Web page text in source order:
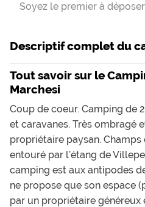
Soyez le premier à
Descriptif complet du
Tout savoir sur le
Marchesi
Coup de coeur. Camping de
et caravanes. Très ombragé
propriétaire paysan. Champs
entouré par l’étang de
camping est aux antipodes
ne propose que son espace
par un propriétaire généreux